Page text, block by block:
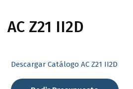
AC Z21 II2D
Descargar Catálogo AC Z21 II2D